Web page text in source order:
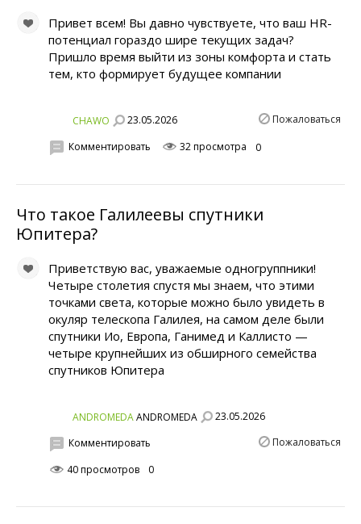
Привет всем! Вы давно чувствуете, что ваш HR-
потенциал гораздо шире текущих задач?
Пришло время выйти из зоны комфорта и стать
тем, кто формирует будущее компании
CHAWO 23.05.2026 Пожаловаться
Комментировать 32 просмотра 0
Что такое Галилеевы спутники
Юпитера?
Приветствую вас, уважаемые одногруппники!
Четыре столетия спустя мы знаем, что этими
точками света, которые можно было увидеть в
окуляр телескопа Галилея, на самом деле были
спутники Ио, Европа, Ганимед и Каллисто —
четыре крупнейших из обширного семейства
спутников Юпитера
ANDROMEDAANDROMEDA
23.05.2026
Пожаловаться
Комментировать
40 просмотров
0